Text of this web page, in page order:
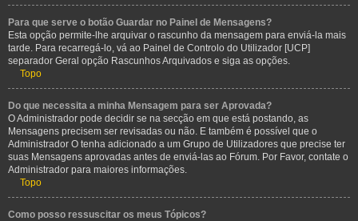
Para que serve o botão Guardar no Painel de Mensagens?
Esta opção permite-lhe arquivar o rascunho da mensagem para enviá-la mais
tarde. Para recarregá-lo, vá ao Painel de Controlo do Utilizador [UCP]
separador Geral opção Rascunhos Arquivados e siga as opções.
Topo
Do que necessita a minha Mensagem para ser Aprovada?
O Administrador pode decidir se na secção em que está postando, as
Mensagens precisem ser revisadas ou não. E também é possível que o
Administrador O tenha adicionado a um Grupo de Utilizadores que precise ter
suas Mensagens aprovadas antes de enviá-las ao Fórum. Por Favor, contate o
Administrador para maiores informações.
Topo
Como posso ressuscitar os meus Tópicos?